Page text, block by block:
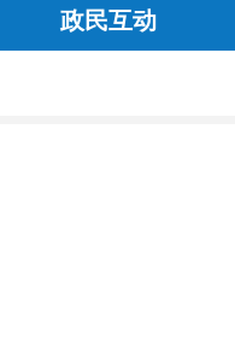
政民互动